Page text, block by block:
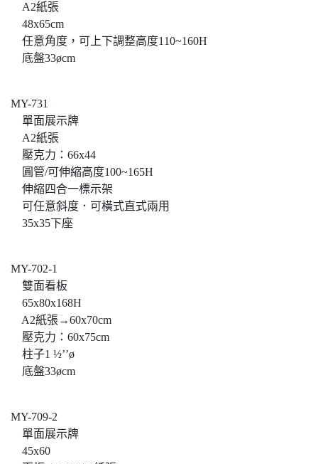
A2紙張
48x65cm
任意角度，可上下調整高度110~160H
底盤33øcm
MY-731
單面展示牌
A2紙張
壓克力：66x44
圓管/可伸縮高度100~165H
伸縮四合一標示架
可任意斜度．可橫式直式兩用
35x35下座
MY-702-1
雙面看板
65x80x168H
A2紙張→60x70cm
壓克力：60x75cm
柱子1 ½’’ø
底盤33øcm
MY-709-2
單面展示牌
45x60